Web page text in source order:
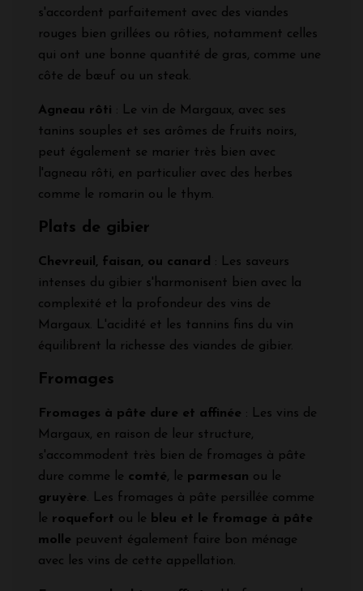
s'accordent parfaitement avec des viandes
rouges bien grillées ou rôties, notamment celles
qui ont une bonne quantité de gras, comme une
côte de bœuf ou un steak.
Agneau rôti : Le vin de Margaux, avec ses
tanins souples et ses arômes de fruits noirs,
peut également se marier très bien avec
l'agneau rôti, en particulier avec des herbes
comme le romarin ou le thym.
Plats de gibier
Chevreuil, faisan, ou canard : Les saveurs
intenses du gibier s'harmonisent bien avec la
complexité et la profondeur des vins de
Margaux. L'acidité et les tannins fins du vin
équilibrent la richesse des viandes de gibier.
Fromages
Fromages à pâte dure et affinée : Les vins de
Margaux, en raison de leur structure,
s'accommodent très bien de fromages à pâte
dure comme le comté, le parmesan ou le
gruyère. Les fromages à pâte persillée comme
le roquefort ou le
bleu et le fromage à pâte
molle peuvent également faire bon ménage
avec les vins de cette appellation.